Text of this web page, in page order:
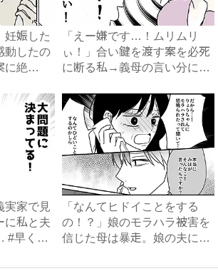
妊娠した
動したの
に絶
「えー嫌です…！ムリムリ
ぃ！」合い鍵を渡す案を必死
に断る私→義母の言い分にあ
実家で見
に私と夫
#早く
「なんてヒドイことをする
の！？」娘のモラハラ被害を
信じた母は暴走。娘の夫に電